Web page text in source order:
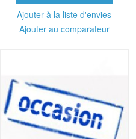
Ajouter à la liste d'envies
Ajouter au comparateur